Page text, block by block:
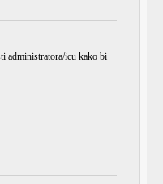
administratora/icu kako bi